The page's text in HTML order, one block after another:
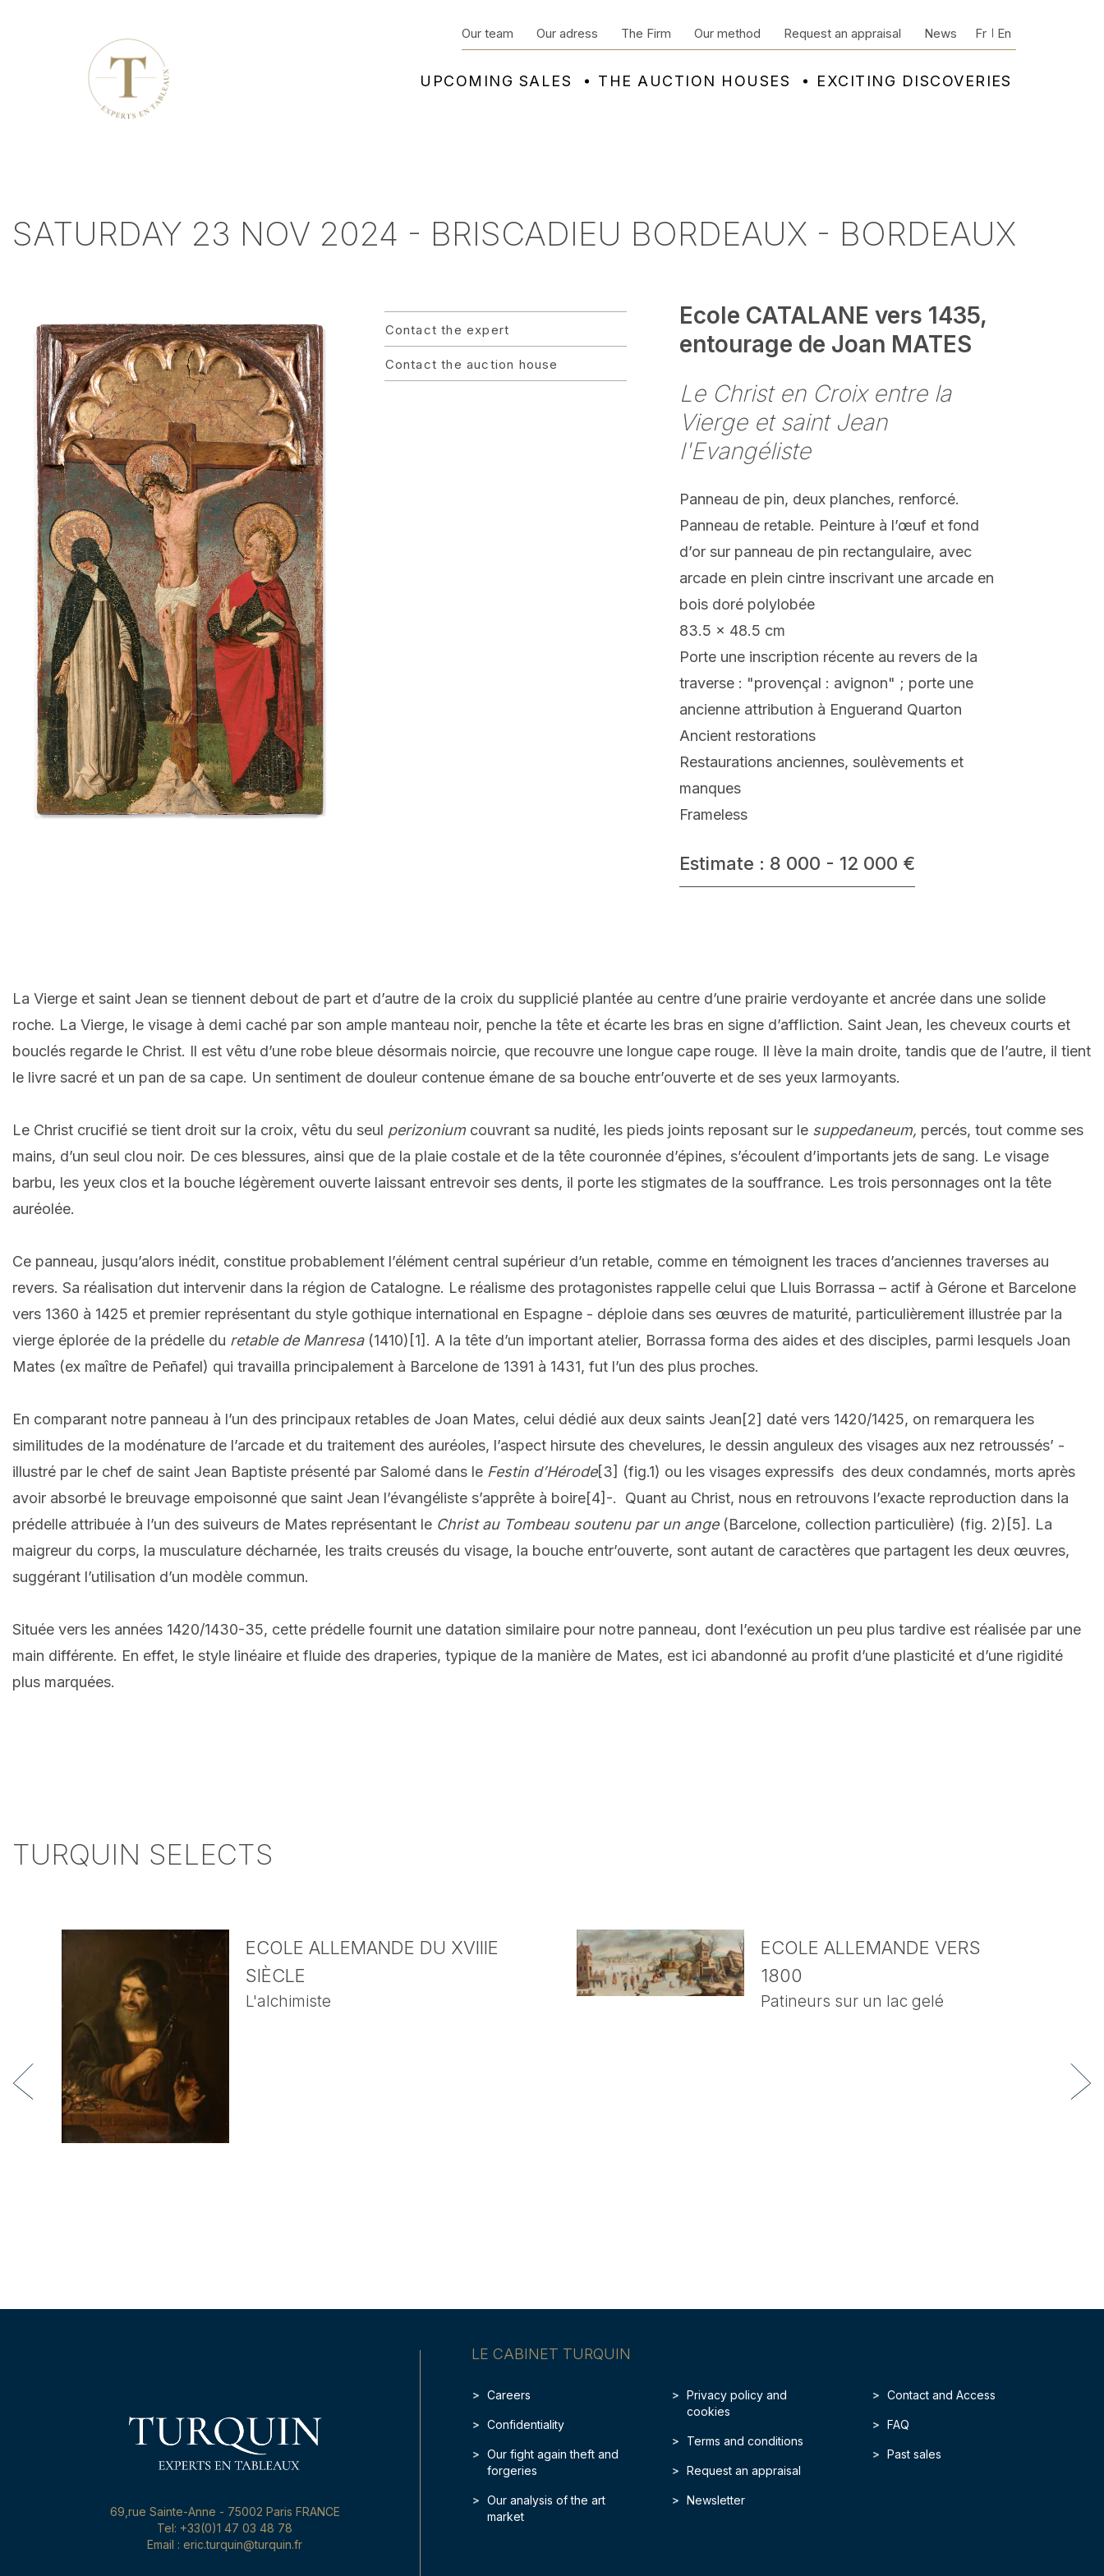
UPCOMING SALES THE AUCTION HOUSES EXCITING DISCOVERIES
Our team Our adress The Firm Our method Request an appraisal News Fr En
SATURDAY 23 NOV 2024 - BRISCADIEU BORDEAUX - BORDEAUX
Contact the expert
Contact the auction house
Ecole CATALANE vers 1435,
entourage de Joan MATES
Le Christ en Croix entre la
Vierge et saint Jean
l'Evangéliste
Panneau de pin, deux planches, renforcé.
Panneau de retable. Peinture à l’œuf et fond
d’or sur panneau de pin rectangulaire, avec
arcade en plein cintre inscrivant une arcade en
bois doré polylobée
83.5 x 48.5 cm
Porte une inscription récente au revers de la
traverse : "provençal : avignon" ; porte une
ancienne attribution à Enguerand Quarton
Ancient restorations
Restaurations anciennes, soulèvements et
manques
Frameless
Estimate : 8 000 - 12 000 €
La Vierge et saint Jean se tiennent debout de part et d’autre de la croix du supplicié plantée au centre d’une prairie verdoyante et ancrée dans une solide
roche. La Vierge, le visage à demi caché par son ample manteau noir, penche la tête et écarte les bras en signe d’affliction. Saint Jean, les cheveux courts et
bouclés regarde le Christ. Il est vêtu d’une robe bleue désormais noircie, que recouvre une longue cape rouge. Il lève la main droite, tandis que de l’autre, il tient
le livre sacré et un pan de sa cape. Un sentiment de douleur contenue émane de sa bouche entr’ouverte et de ses yeux larmoyants.
Le Christ crucifié se tient droit sur la croix, vêtu du seul perizoniumcouvrant sa nudité, les pieds joints reposant sur le suppedaneum, percés, tout comme ses
mains, d’un seul clou noir. De ces blessures, ainsi que de la plaie costale et de la tête couronnée d’épines, s’écoulent d’importants jets de sang. Le visage
barbu, les yeux clos et la bouche légèrement ouverte laissant entrevoir ses dents, il porte les stigmates de la souffrance. Les trois personnages ont la tête
auréolée.
Ce panneau, jusqu’alors inédit, constitue probablement l’élément central supérieur d’un retable, comme en témoignent les traces d’anciennes traverses au
revers. Sa réalisation dut intervenir dans la région de Catalogne. Le réalisme des protagonistes rappelle celui que Lluis Borrassa – actif à Gérone et Barcelone
vers 1360 à 1425 et premier représentant du style gothique international en Espagne - déploie dans ses œuvres de maturité, particulièrement illustrée par la
vierge éplorée de la prédelle du retable de Manresa(1410) [1] . A la tête d’un important atelier, Borrassa forma des aides et des disciples, parmi lesquels Joan
Mates (ex maître de Peñafel) qui travailla principalement à Barcelone de 1391 à 1431, fut l’un des plus proches.
En comparant notre panneau à l’un des principaux retables de Joan Mates, celui dédié aux deux saints Jean[2] daté vers 1420/1425, on remarquera les
similitudes de la modénature de l’arcade et du traitement des auréoles, l’aspect hirsute des chevelures, le dessin anguleux des visages aux nez retroussés’ -
illustré par le chef de saint Jean Baptiste présenté par Salomé dans le Festin d’Hérode[3] (fig.1) ou les visages expressifs des deux condamnés, morts après
avoir absorbé le breuvage empoisonné que saint Jean l’évangéliste s’apprête à boire[4] -. Quant au Christ, nous en retrouvons l’exacte reproduction dans la
prédelle attribuée à l’un des suiveurs de Mates représentant le Christ au Tombeau soutenu par un ange (Barcelone, collection particulière) (fig. 2) [5] . La
maigreur du corps, la musculature décharnée, les traits creusés du visage, la bouche entr’ouverte, sont autant de caractères que partagent les deux œuvres,
suggérant l’utilisation d’un modèle commun.
Située vers les années 1420/1430-35, cette prédelle fournit une datation similaire pour notre panneau, dont l’exécution un peu plus tardive est réalisée par une
main différente. En effet, le style linéaire et fluide des draperies, typique de la manière de Mates, est ici abandonné au profit d’une plasticité et d’une rigidité
plus marquées.
TURQUIN SELECTS
ECOLE ALLEMANDE DU XVIIIE
SIÈCLE
L'alchimiste
ECOLE ALLEMANDE VERS
1800
Patineurs sur un lac gelé
LE CABINET TURQUIN
Careers
Confidentiality
Our fight again theft and
forgeries
Our analysis of the art
market
Privacy policy and
cookies
Terms and conditions
Request an appraisal
Newsletter
Contact and Access
FAQ
Past sales
69,rue Sainte-Anne - 75002 Paris FRANCE
Tel: +33(0)1 47 03 48 78
Email : eric.turquin@turquin.fr